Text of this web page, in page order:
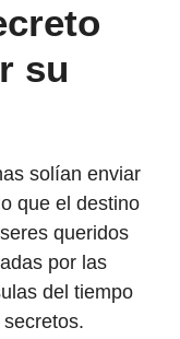
su
solían enviar
que el destino
queridos
por las
del tiempo
secretos.